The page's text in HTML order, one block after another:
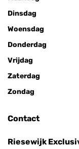
Dinsdag
Woensdag
Donderdag
Vrijdag
Zaterdag
Zondag
Contact
Riesewijk